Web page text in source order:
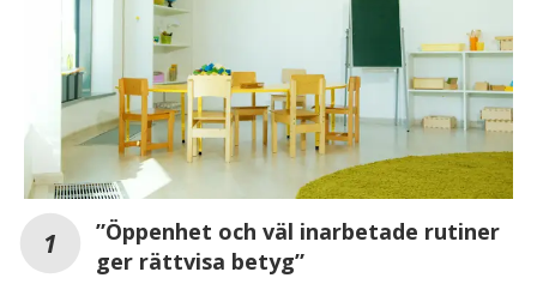
”Öppenhet och väl inarbetade rutiner
ger rättvisa betyg”